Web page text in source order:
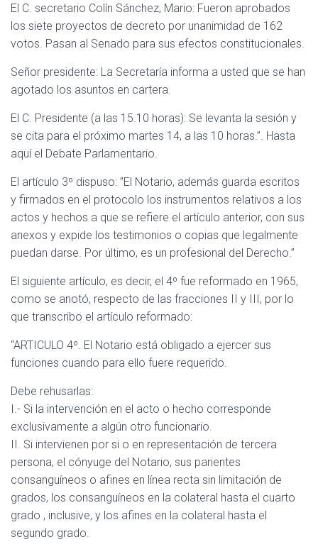
El C. secretario Colín Sánchez, Mario: Fueron aprobados
los siete proyectos de decreto por unanimidad de 162
votos. Pasan al Senado para sus efectos constitucionales.
Señor presidente: La Secretaría informa a usted que se han
agotado los asuntos en cartera.
El C. Presidente (a las 15.10 horas): Se levanta la sesión y
se cita para el próximo martes 14, a las 10 horas.”. Hasta
aquí el Debate Parlamentario.
El artículo 3º dispuso: ”El Notario, además guarda escritos
y firmados en el protocolo los instrumentos relativos a los
actos y hechos a que se refiere el artículo anterior, con sus
anexos y expide los testimonios o copias que legalmente
puedan darse. Por último, es un profesional del Derecho.”
El siguiente artículo, es decir, el 4º fue reformado en 1965,
como se anotó, respecto de las fracciones II y III, por lo
que transcribo el artículo reformado:
“ARTICULO 4º. El Notario está obligado a ejercer sus
funciones cuando para ello fuere requerido.
Debe rehusarlas:
I.- Si la intervención en el acto o hecho corresponde
exclusivamente a algún otro funcionario.
II. Si intervienen por si o en representación de tercera
persona, el cónyuge del Notario, sus parientes
consanguíneos o afines en línea recta sin limitación de
grados, los consanguíneos en la colateral hasta el cuarto
grado , inclusive, y los afines en la colateral hasta el
segundo grado.